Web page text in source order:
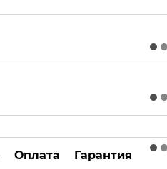
Оплата Гарантия